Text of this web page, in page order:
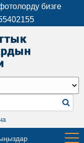
бизге